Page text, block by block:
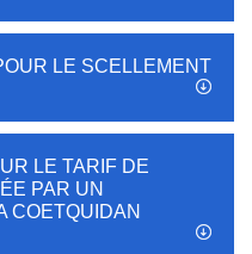
LE SCELLEMENT
LE TARIF DE
PAR UN
COETQUIDAN